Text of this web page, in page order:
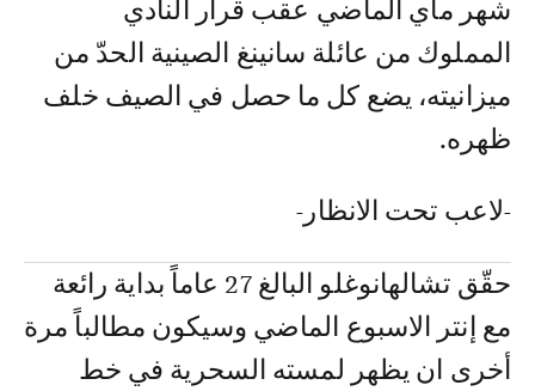
شهر ماي الماضي عقب قرار النادي
المملوك من عائلة سانينغ الصينية الحدّ من
ميزانيته، يضع كل ما حصل في الصيف خلف
ظهره.
-لاعب تحت الانظار-
حقّق تشالهانوغلو البالغ 27 عاماً بداية رائعة
مع إنتر الاسبوع الماضي وسيكون مطالباً مرة
أخرى ان يظهر لمسته السحرية في خط